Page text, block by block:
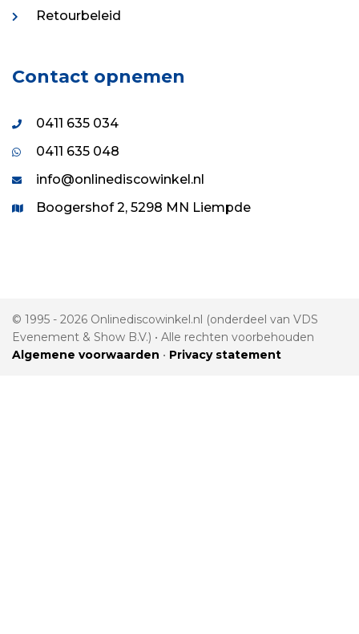
Retourbeleid
Contact opnemen
0411 635 034
0411 635 048
info@onlinediscowinkel.nl
Boogershof 2, 5298 MN Liempde
© 1995 - 2026 Onlinediscowinkel.nl (onderdeel van VDS
Evenement & Show B.V.) • Alle rechten voorbehouden
Algemene voorwaarden • Privacy statement